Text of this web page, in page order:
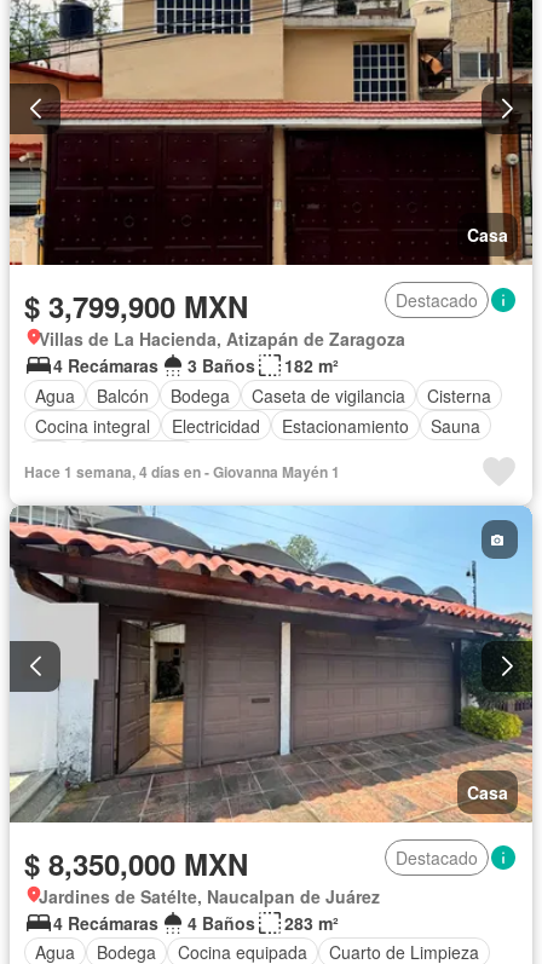
Casa
$ 3,799,900 MXN
Destacado
Villas de La Hacienda, Atizapán de Zaragoza
4 Recámaras
3 Baños
182 m²
Agua
Balcón Bodega Caseta de vigilancia
Cisterna
Cocina integral
Electricidad Estacionamiento
Sauna
Hace 1 semana, 4 días en - Giovanna Mayén 1
Casa
$ 8,350,000 MXN
Destacado
Jardines de Satélte, Naucalpan de Juárez
4 Recámaras
4 Baños
283 m²
Agua
Bodega Cocina equipada
Cuarto de Limpieza